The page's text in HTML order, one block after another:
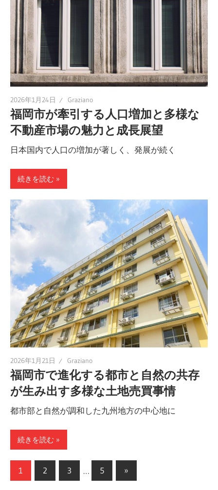
2026年1月24日 Graziano
福岡市が牽引する人口増加と多様な
不動産市場の魅力と成長展望
日本国内で人口の増加が著しく、発展が続く
続きを読む
2026年1月21日 Graziano
福岡市で進化する都市と自然の共存
が生み出す多様な土地売買事情
都市部と自然が調和した九州地方の中心地に
続きを読む
投
1 2 3 … 5
次
の
»